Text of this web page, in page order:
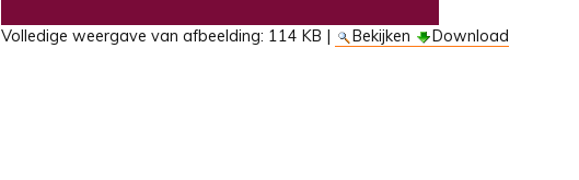
Volledige weergave van afbeelding: 114 KB | Bekijken Download